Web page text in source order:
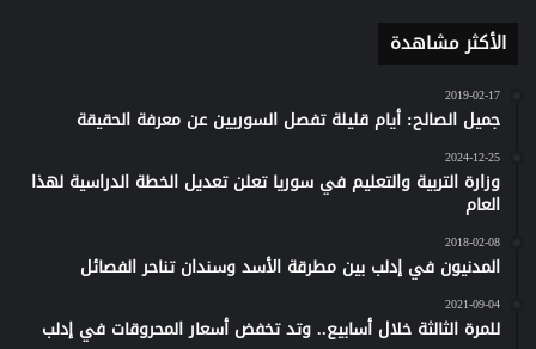
الأكثر مشاهدة
2019-02-17
جميل الصالح: أيام قليلة تفصل السوريين عن معرفة الحقيقة
2024-12-25
وزارة التربية والتعليم في سوريا تعلن تعديل الخطة الدراسية لهذا
العام
2018-02-08
المدنيون في إدلب بين مطرقة الأسد وسندان تناحر الفصائل
2021-09-04
للمرة الثالثة خلال أسابيع.. وتد تخفض أسعار المحروقات في إدلب